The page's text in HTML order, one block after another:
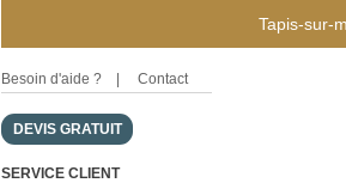
Tapis-sur-
Besoin d'aide ? Contact
DEVIS GRATUIT
SERVICE CLIENT